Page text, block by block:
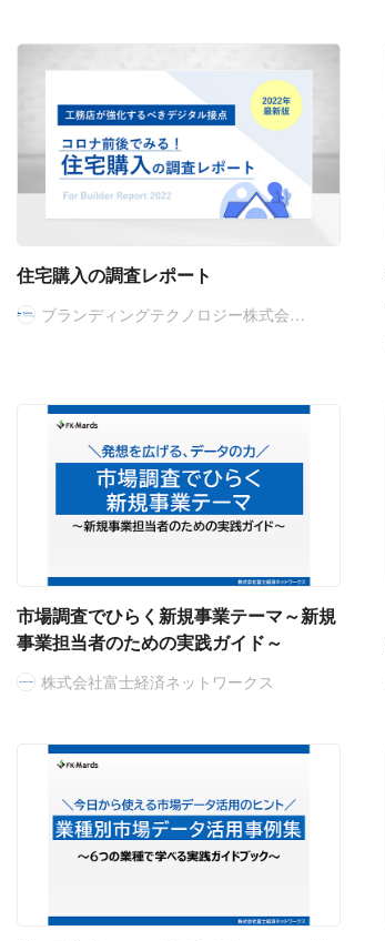
住宅購入の調査レポート
ブランディングテクノロジー株式会…
市場調査でひらく新規事業テーマ～新規
事業担当者のための実践ガイド～
株式会社富士経済ネットワークス